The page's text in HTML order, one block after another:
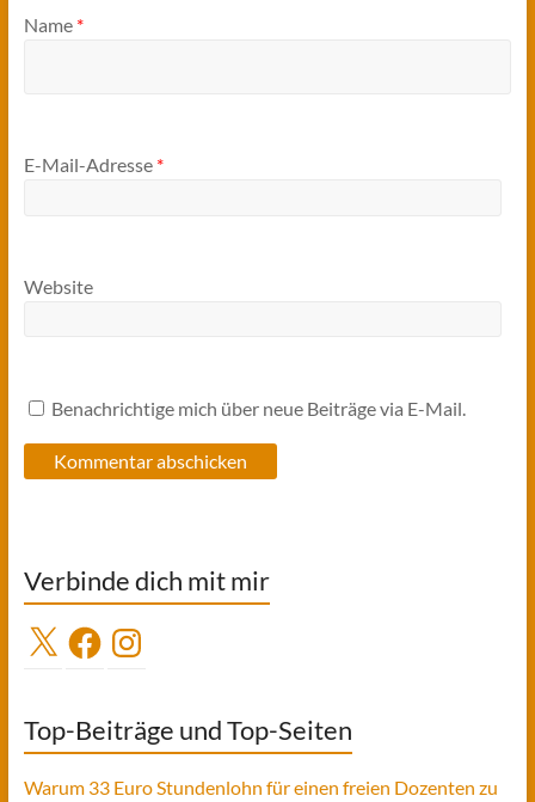
Name *
E-Mail-Adresse *
Website
Benachrichtige mich über neue Beiträge via E-Mail.
Verbinde dich mit mir
X FacebookInstagram
Top-Beiträge und Top-Seiten
Warum 33 Euro Stundenlohn für einen freien Dozenten zu